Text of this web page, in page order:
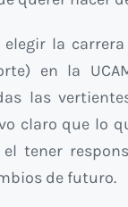
la carrera
en la
las
claro que lo
tener
de futuro.